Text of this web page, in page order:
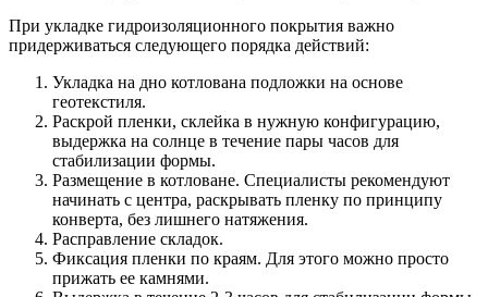
При укладке гидроизоляционного покрытия важно
придерживаться следующего порядка действий:
Укладка на дно котлована подложки на основе
геотекстиля.
Раскрой пленки, склейка в нужную конфигурацию,
выдержка на солнце в течение пары часов для
стабилизации формы.
Размещение в котловане. Специалисты рекомендуют
начинать с центра, раскрывать пленку по принципу
конверта, без лишнего натяжения.
Расправление складок.
Фиксация пленки по краям. Для этого можно просто
прижать ее камнями.